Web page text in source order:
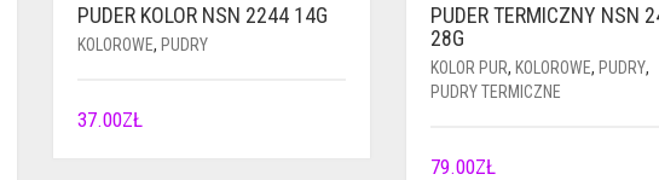
PUDER KOLOR NSN 2244 14G
KOLOROWE, PUDRY
37.00ZŁ
PUDER TERMICZNY NSN
28G
KOLOR PUR, KOLOROWE, PUDRY,
PUDRY TERMICZNE
79.00ZŁ